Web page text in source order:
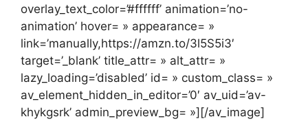
overlay_text_color=’#ffffff’ animation=’no-
animation’ hover= » appearance= »
link=’manually,https://amzn.to/3l5S5i3′
target=’_blank’ title_attr= » alt_attr= »
lazy_loading=’disabled’ id= » custom_class= »
av_element_hidden_in_editor=’0′ av_uid=’av-
khykgsrk’ admin_preview_bg= »][/av_image]